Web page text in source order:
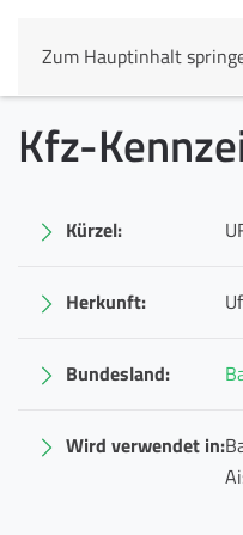
Zum Hauptinhalt
Kfz-
Kürzel:
Herkunft:
Bundesland:
Wird verwendet in: